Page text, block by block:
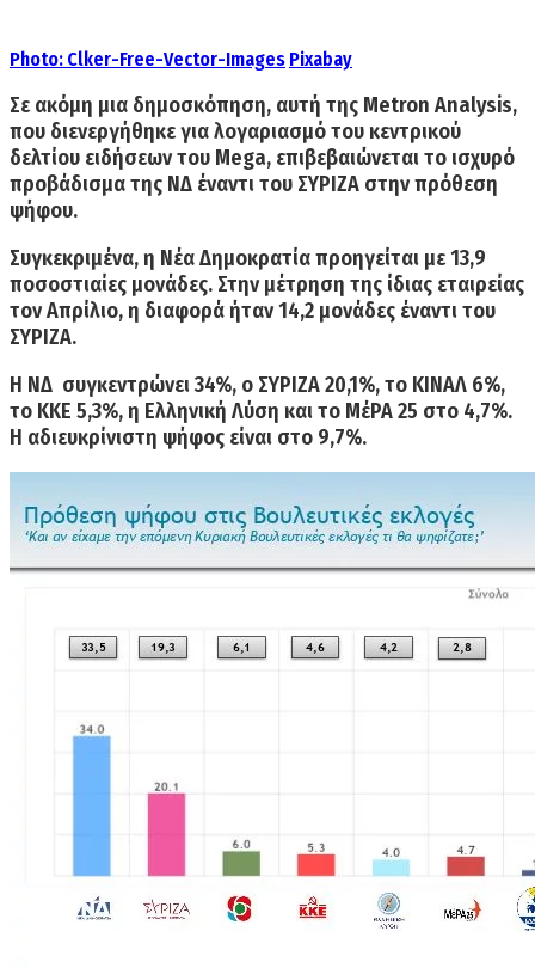
Photo: Clker-Free-Vector-Images Pixabay
Σε ακόμη μια δημοσκόπηση, αυτή της Metron Analysis,
που διενεργήθηκε για λογαριασμό του κεντρικού
δελτίου ειδήσεων του Mega, επιβεβαιώνεται το ισχυρό
προβάδισμα της ΝΔ έναντι του ΣΥΡΙΖΑ στην πρόθεση
ψήφου.
Συγκεκριμένα, η Νέα Δημοκρατίαπροηγείται με 13,9
ποσοστιαίες μονάδες. Στην μέτρηση της ίδιας εταιρείας
τον Απρίλιο, η διαφορά ήταν 14,2 μονάδες έναντι του
ΣΥΡΙΖΑ.
Η ΝΔ συγκεντρώνει 34%, ο ΣΥΡΙΖΑ 20,1%, το ΚΙΝΑΛ 6%,
το ΚΚΕ 5,3%, η Ελληνική Λύση και το ΜέΡΑ 25 στο 4,7%.
Η αδιευκρίνιστη ψήφος είναι στο 9,7%.